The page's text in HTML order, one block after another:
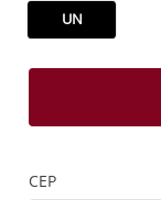
UN
CEP